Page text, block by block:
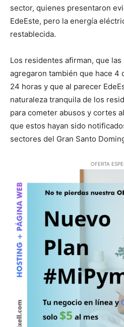
sector, quienes presentaron
EdeEste, pero la energía
restablecida.
Los residentes afirman, que
agregaron también que hace 4
24 horas y que al parecer
naturaleza tranquila de los
para cometer abusos y cortes
que estos hayan sido
sectores del Gran Santo
OFERTA